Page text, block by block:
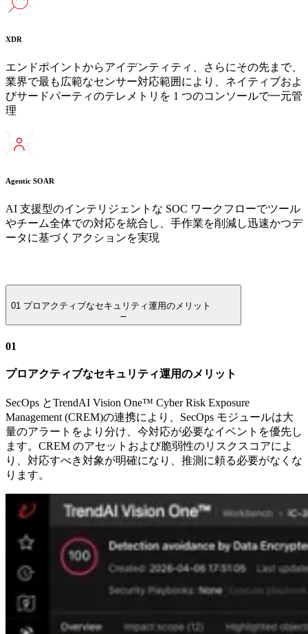
XDR
エンドポイントからアイデンティティ、さらにその先まで、
業界で最も広範なセンサー対応範囲により、ネイティブおよ
びサードパーティのテレメトリを 1 つのコンソールで一元管
理
Agentic SOAR
AI 支援型のインテリジェントな SOC ワークフローでツール
やチーム全体での対応を統合し、手作業を削減し迅速かつデ
ータに基づくアクションを実現
01 プロアクティブなセキュリティ運用のメリット
01
プロアクティブなセキュリティ運用のメリット
SecOps とTrendAI Vision One™ Cyber Risk Exposure
Management (CREM)の連携により、SecOps モジュールは大
量のアラートをより分け、今対応が必要なイベントを優先し
ます。CREM のアセットおよび脆弱性のリスクスコアによ
り、対応すべき対象が明確になり、推測に頼る必要がなくな
ります。